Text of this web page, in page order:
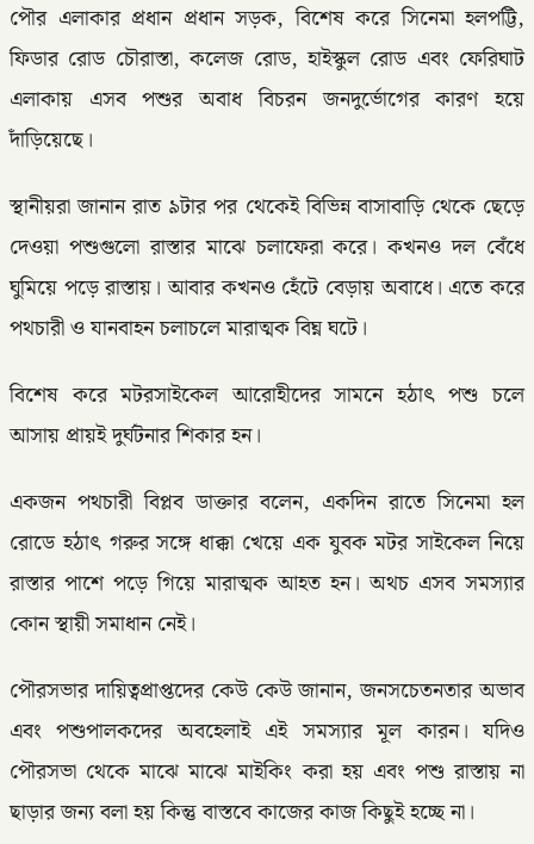
পৌর এলাকার প্রধান প্রধান সড়ক, বিশেষ করে সিনেমা হলপট্টি,
ফিডার রোড চৌরাস্তা, কলেজ রোড, হাইস্কুল রোড এবং ফেরিঘাট
এলাকায় এসব পশুর অবাধ বিচরন জনদুর্ভোগের কারণ হয়ে
দাঁড়িয়েছে।
স্থানীয়রা জানান রাত ৯টার পর থেকেই বিভিন্ন বাসাবাড়ি থেকে ছেড়ে
দেওয়া পশুগুলো রাস্তার মাঝে চলাফেরা করে। কখনও দল বেঁধে
ঘুমিয়ে পড়ে রাস্তায়। আবার কখনও হেঁটে বেড়ায় অবাধে। এতে করে
পথচারী ও যানবাহন চলাচলে মারাত্মক বিঘ্ন ঘটে।
বিশেষ করে মটরসাইকেল আরোহীদের সামনে হঠাৎ পশু চলে
আসায় প্রায়ই দুর্ঘটনার শিকার হন।
একজন পথচারী বিপ্লব ডাক্তার বলেন, একদিন রাতে সিনেমা হল
রোডে হঠাৎ গরুর সঙ্গে ধাক্কা খেয়ে এক যুবক মটর সাইকেল নিয়ে
রাস্তার পাশে পড়ে গিয়ে মারাত্মক আহত হন। অথচ এসব সমস্যার
কোন স্থায়ী সমাধান নেই।
পৌরসভার দায়িত্বপ্রাপ্তদের কেউ কেউ জানান, জনসচেতনতার অভাব
এবং পশুপালকদের অবহেলাই এই সমস্যার মূল কারন। যদিও
পৌরসভা থেকে মাঝে মাঝে মাইকিং করা হয় এবং পশু রাস্তায় না
ছাড়ার জন্য বলা হয় কিন্তু বাস্তবে কাজের কাজ কিছুই হচ্ছে না।